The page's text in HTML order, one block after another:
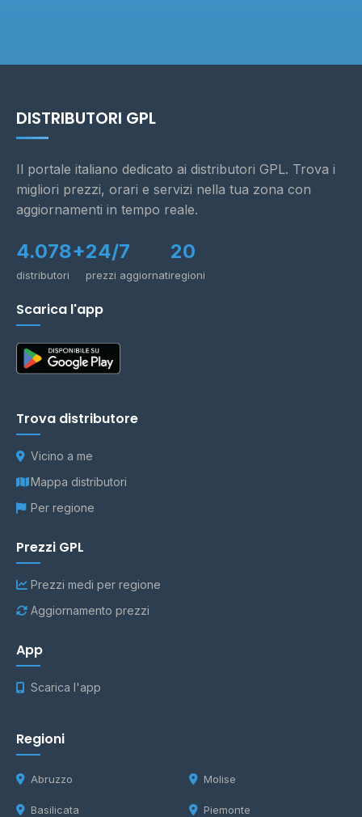
DISTRIBUTORI GPL
Il portale italiano dedicato ai distributori GPL. Trova i
migliori prezzi, orari e servizi nella tua zona con
aggiornamenti in tempo reale.
4.078+
distributori
24/7
prezzi aggiornati
20
regioni
Scarica l'app
Trova distributore
Vicino a me
Mappa distributori
Per regione
Prezzi GPL
Prezzi medi per regione
Aggiornamento prezzi
App
Scarica l'app
Regioni
Abruzzo
Basilicata
Molise
Piemonte